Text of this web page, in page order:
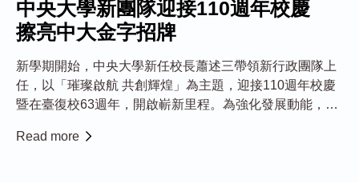
中央大學新團隊迎接110週年校慶
擦亮中大金字招牌
新學期開始，中央大學新任校長蕭述三帶領新行政團隊上
任，以「璀璨啟航 共創輝煌」為主題，迎接110週年校慶
暨在臺復校63週年，開啟嶄新里程。為強化發展動能，將
透過專案募款厚植量能，透過卓越辦學成果，持續擦亮中
Read more